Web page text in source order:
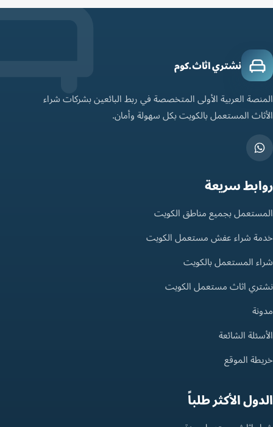
نشتري اثاث.كوم
المنصة العربية الأولى المتخصصة في ربط البائعين بشركات شراء
الأثاث المستعمل بالكويت بكل سهولة وأمان.
روابط سريعة
المستعمل بجميع مناطق الكويت
خدمة شراء عفش مستعمل الكويت
شراء المستعمل بالكويت
نشتري اثاث مستعمل الكويت
مدونة
الأسئلة الشائعة
خريطة الموقع
الدول الأكثر طلباً